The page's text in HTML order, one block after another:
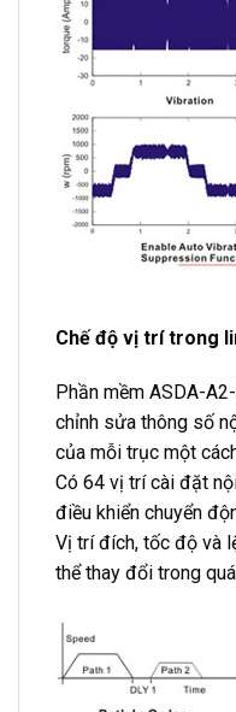
Chế độ vị trí trong
Phần mềm ASDA-
chỉnh sửa thông số
của mỗi trục một
Có 64 vị trí cài đặt
điều khiển chuyển
Vị trí đích, tốc độ và
thể thay đổi trong